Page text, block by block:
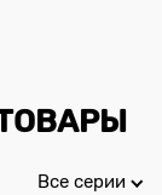
Все серии